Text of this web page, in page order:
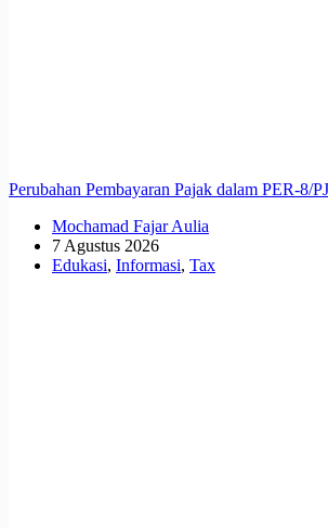
Perubahan Pembayaran Pajak dalam PER-8/
Mochamad Fajar Aulia
7 Agustus 2026
Edukasi, Informasi, Tax